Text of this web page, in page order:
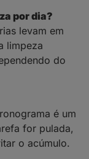
por dia?
levam em
limpeza
do
é um
for pulada,
o acúmulo.